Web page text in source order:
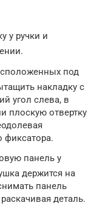
у ручки и
под
накладку с
угол слева, в
плоскую отвертку
фиксатора.
панель у
держится на
панель
деталь.